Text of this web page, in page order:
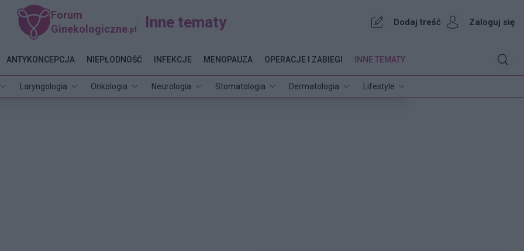
Forum
Ginekologiczne.pl Inne tematy Dodaj treść Zaloguj się
Laryngologia Onkologia Neurologia Stomatologia Dermatologia Lifestyle
ANTYKONCEPCJA NIEPŁODNOŚĆ INFEKCJE MENOPAUZA OPERACJE I ZABIEGI INNE TEMATY